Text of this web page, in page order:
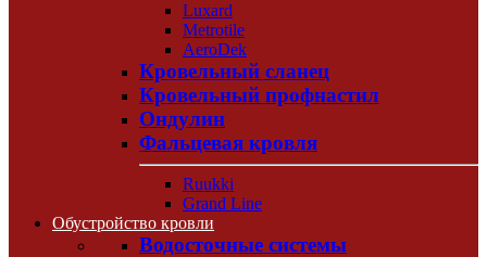
Luxard
Metrotile
AeroDek
Кровельный сланец
Кровельный профнастил
Ондулин
Фальцевая кровля
Ruukki
Grand Line
Обустройство кровли
Водосточные системы